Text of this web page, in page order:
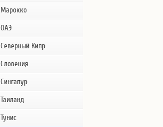
Марокко
ОАЭ
Северный Кипр
Словения
Сингапур
Таиланд
Тунис